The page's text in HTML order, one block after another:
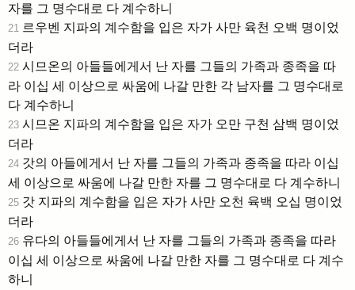
자를 그 명수대로 다 계수하니
21 르우벤 지파의 계수함을 입은 자가 사만 육천 오백 명이었
더라
22 시므온의 아들들에게서 난 자를 그들의 가족과 종족을 따
라 이십 세 이상으로 싸움에 나갈 만한 각 남자를 그 명수대로
다 계수하니
23 시므온 지파의 계수함을 입은 자가 오만 구천 삼백 명이었
더라
24 갓의 아들에게서 난 자를 그들의 가족과 종족을 따라 이십
세 이상으로 싸움에 나갈 만한 자를 그 명수대로 다 계수하니
25 갓 지파의 계수함을 입은 자가 사만 오천 육백 오십 명이었
더라
26 유다의 아들들에게서 난 자를 그들의 가족과 종족을 따라
이십 세 이상으로 싸움에 나갈 만한 자를 그 명수대로 다 계수
하니